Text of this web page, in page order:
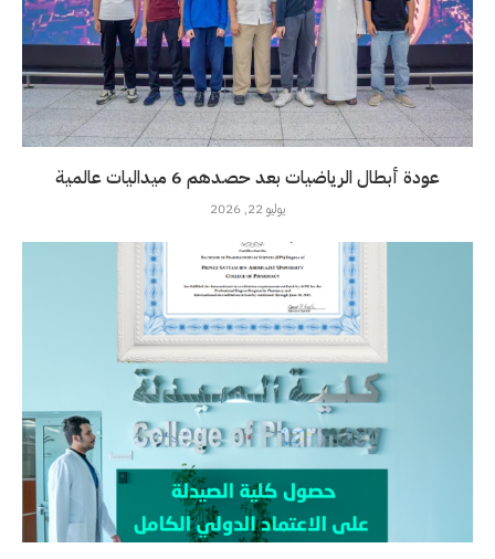
عودة أبطال الرياضيات بعد حصدهم 6 ميداليات عالمية
يوليو 22, 2026